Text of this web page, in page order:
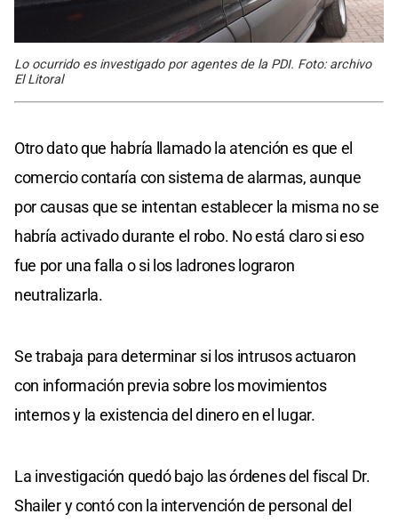
Lo ocurrido es investigado por agentes de la PDI. Foto: archivo
El Litoral
Otro dato que habría llamado la atención es que el
comercio contaría con sistema de alarmas, aunque
por causas que se intentan establecer la misma no se
habría activado durante el robo. No está claro si eso
fue por una falla o si los ladrones lograron
neutralizarla.
Se trabaja para determinar si los intrusos actuaron
con información previa sobre los movimientos
internos y la existencia del dinero en el lugar.
La investigación quedó bajo las órdenes del fiscal Dr.
Shailer y contó con la intervención de personal del